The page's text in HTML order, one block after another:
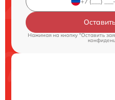
Нажимая на кнопку "Оставить